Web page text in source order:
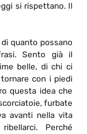
si rispettano. Il
quanto possano
Sento già il
belle, di chi ci
con i piedi
questa idea che
furbate
avanti nella vita
Perché